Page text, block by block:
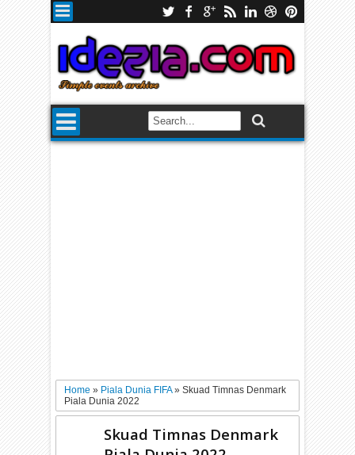
Home» Piala Dunia FIFA»Skuad Timnas Denmark
Piala Dunia 2022
Skuad Timnas Denmark